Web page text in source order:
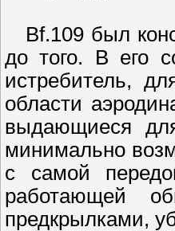
Bf.109 был
до того. В его
истребитель,
области
выдающиеся
минимально
с самой
работающей
предкрылками,